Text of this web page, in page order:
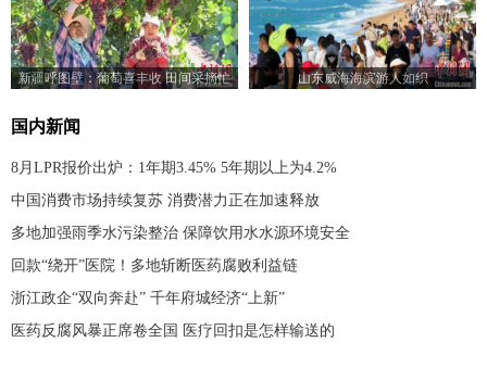
新疆呼图壁：葡萄喜丰收 田间采摘忙 山东威海海滨游人如织
国内新闻
8月LPR报价出炉：1年期3.45% 5年期以上为4.2%
中国消费市场持续复苏 消费潜力正在加速释放
多地加强雨季水污染整治 保障饮用水水源环境安全
回款“绕开”医院！多地斩断医药腐败利益链
浙江政企“双向奔赴” 千年府城经济“上新”
医药反腐风暴正席卷全国 医疗回扣是怎样输送的